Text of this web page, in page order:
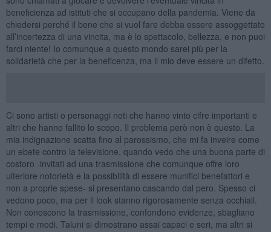
beneficienza ad istituti che si occupano della pandemia. Viene da
chiedersi perché il bene che si vuol fare debba essere assoggettato
all’incertezza di una vincita, ma è lo spettacolo, bellezza, e non puoi
farci niente! Io comunque a questo mondo sarei più per la
solidarietà che per la beneficenza, ma il mio deve essere un difetto.
Ci sono artisti o personaggi noti che hanno vinto cifre importanti e
altri che hanno fallito lo scopo. Il problema però non è questo. La
mia indignazione scatta fino al parossismo, che mi fa inveire come
un ebete contro la televisione, quando vedo che una buona parte di
costoro -invitati ad una trasmissione che comunque offre loro
ulteriore notorietà e la possibilità di essere munifici benefattori e
non a proprie spese- si presentano cascando dal pero. Spesso ci
vedono poco, ma per il look stanno rigorosamente senza occhiali.
Non conoscono la trasmissione, confondono evidenze, sbagliano
tempi e modi. Taluni si dimostrano assai capaci e seri, ma altri si